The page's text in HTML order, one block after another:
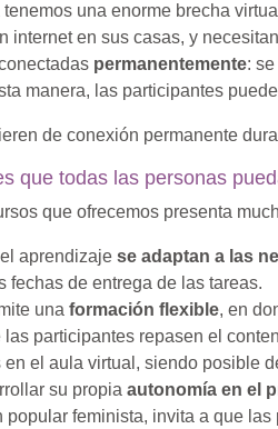
una enorme brecha
internet en sus casas, y
permanentemente:
manera, las participantes
de conexión permanente
que todas las personas
que ofrecemos presenta
aprendizaje se adaptan a las
fechas de entrega de las tareas.
una formación flexible, en
participantes repasen el
el aula virtual, siendo posible
su propia autonomía en el
feminista, invita a que